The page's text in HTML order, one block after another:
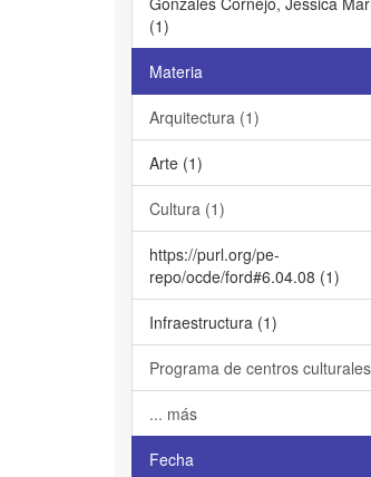
(1)
Materia
Arquitectura (1)
Arte (1)
Cultura (1)
https://purl.org/pe-
repo/ocde/ford#6.04.08 (1)
Infraestructura (1)
Programa de centros
... más
Fecha